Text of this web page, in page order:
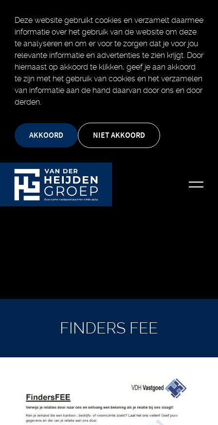
Deze website gebruikt cookies en verzamelt daarmee
informatie over het gebruik van de website om deze
te analyseren en om er voor te zorgen dat je voor jou
relevante informatie en advertenties te zien krijgt. Door
hiernaast op akkoord te klikken, geef je aan akkoord
te zijn met het gebruik van cookies en het verzamelen
van informatie aan de hand daarvan door ons en door
derden.
AKKOORD NIET AKKOORD
FINDERS FEE